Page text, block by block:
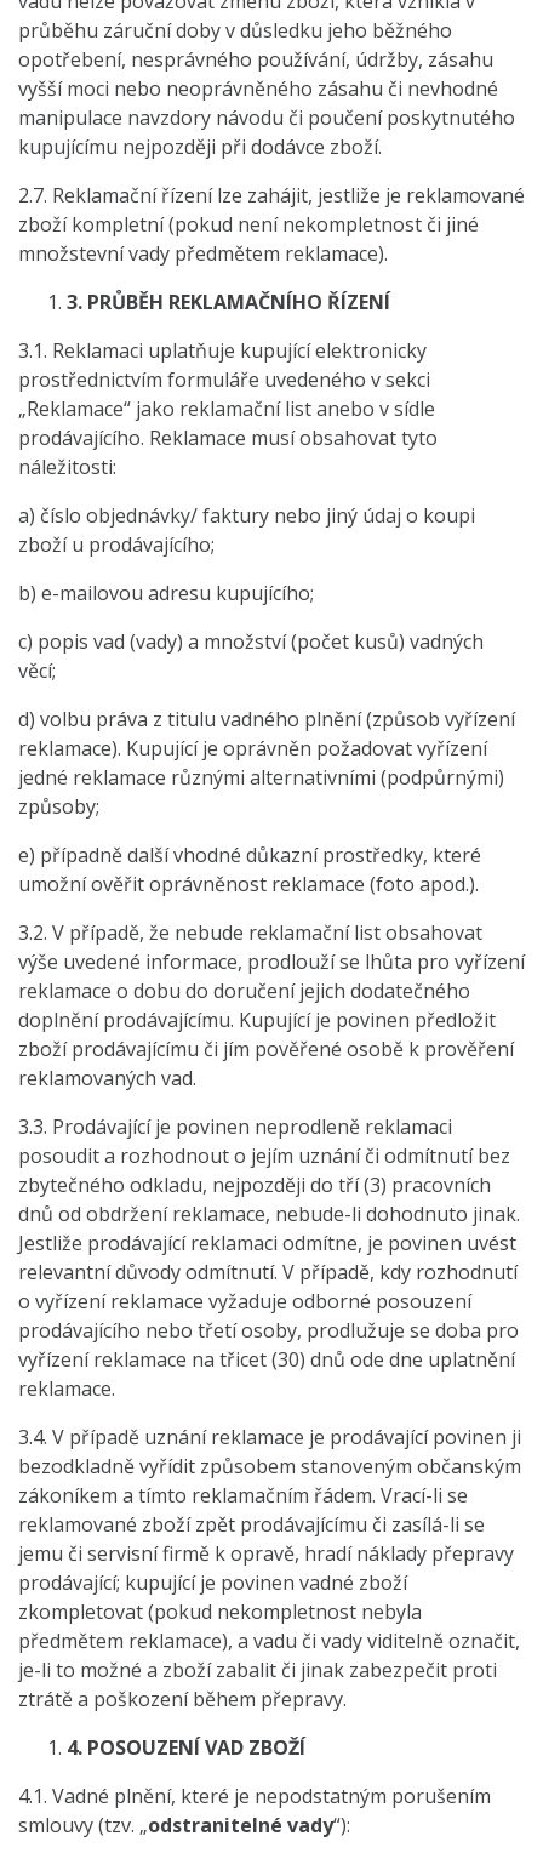
průběhu záruční doby v důsledku jeho běžného
opotřebení, nesprávného používání, údržby, zásahu
vyšší moci nebo neoprávněného zásahu či nevhodné
manipulace navzdory návodu či poučení poskytnutého
kupujícímu nejpozději při dodávce zboží.
2.7. Reklamační řízení lze zahájit, jestliže je reklamované
zboží kompletní (pokud není nekompletnost či jiné
množstevní vady předmětem reklamace).
3. PRŮBĚH REKLAMAČNÍHO ŘÍZENÍ
3.1. Reklamaci uplatňuje kupující elektronicky
prostřednictvím formuláře uvedeného v sekci
„Reklamace“ jako reklamační list anebo v sídle
prodávajícího. Reklamace musí obsahovat tyto
náležitosti:
a) číslo objednávky/ faktury nebo jiný údaj o koupi
zboží u prodávajícího;
b) e-mailovou adresu kupujícího;
c) popis vad (vady) a množství (počet kusů) vadných
věcí;
d) volbu práva z titulu vadného plnění (způsob vyřízení
reklamace). Kupující je oprávněn požadovat vyřízení
jedné reklamace různými alternativními (podpůrnými)
způsoby;
e) případně další vhodné důkazní prostředky, které
umožní ověřit oprávněnost reklamace (foto apod.).
3.2. V případě, že nebude reklamační list obsahovat
výše uvedené informace, prodlouží se lhůta pro vyřízení
reklamace o dobu do doručení jejich dodatečného
doplnění prodávajícímu. Kupující je povinen předložit
zboží prodávajícímu či jím pověřené osobě k prověření
reklamovaných vad.
3.3. Prodávající je povinen neprodleně reklamaci
posoudit a rozhodnout o jejím uznání či odmítnutí bez
zbytečného odkladu, nejpozději do tří (3) pracovních
dnů od obdržení reklamace, nebude-li dohodnuto jinak.
Jestliže prodávající reklamaci odmítne, je povinen uvést
relevantní důvody odmítnutí. V případě, kdy rozhodnutí
o vyřízení reklamace vyžaduje odborné posouzení
prodávajícího nebo třetí osoby, prodlužuje se doba pro
vyřízení reklamace na třicet (30) dnů ode dne uplatnění
reklamace.
3.4. V případě uznání reklamace je prodávající povinen ji
bezodkladně vyřídit způsobem stanoveným občanským
zákoníkem a tímto reklamačním řádem. Vrací-li se
reklamované zboží zpět prodávajícímu či zasílá-li se
jemu či servisní firmě k opravě, hradí náklady přepravy
prodávající; kupující je povinen vadné zboží
zkompletovat (pokud nekompletnost nebyla
předmětem reklamace), a vadu či vady viditelně označit,
je-li to možné a zboží zabalit či jinak zabezpečit proti
ztrátě a poškození během přepravy.
4. POSOUZENÍ VAD ZBOŽÍ
4.1. Vadné plnění, které je nepodstatným porušením
smlouvy (tzv. „odstranitelné vady“):